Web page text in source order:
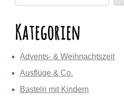
Kategorien
Advents- & Weihnachtszeit
Ausflüge & Co.
Basteln mit Kindern